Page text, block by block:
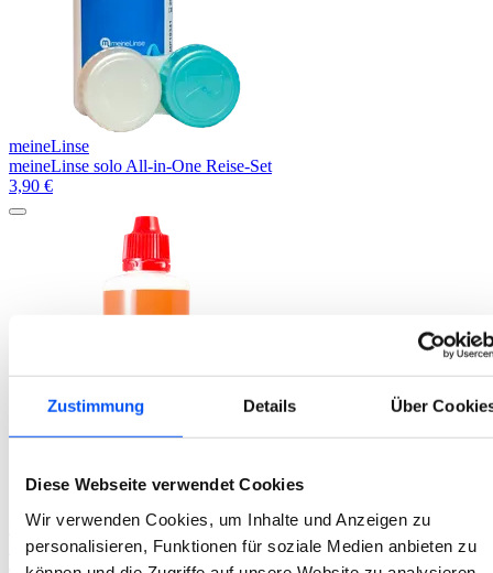
Zustimmung Details Über
Diese Webseite verwendet Cookies
Wir verwenden Cookies, um Inhalte und Anzeigen zu
personalisieren, Funktionen für soziale Medien anbieten zu
meineLinse
meineLinse solo All-in-One Reise-Set
3,90 €
meineLinse
meineLinse activ Peroxidlösung
4,90€